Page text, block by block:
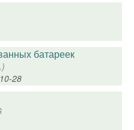
батареек
28